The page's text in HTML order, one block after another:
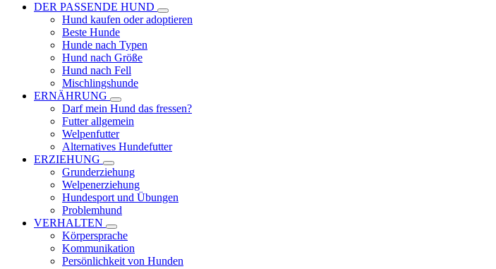
DER PASSENDE HUND
Hund kaufen oder adoptieren
Beste Hunde
Hunde nach Typen
Hund nach Größe
Hund nach Fell
Mischlingshunde
ERNÄHRUNG
Darf mein Hund das fressen?
Futter allgemein
Welpenfutter
Alternatives Hundefutter
ERZIEHUNG
Grunderziehung
Welpenerziehung
Hundesport und Übungen
Problemhund
VERHALTEN
Körpersprache
Kommunikation
Persönlichkeit von Hunden